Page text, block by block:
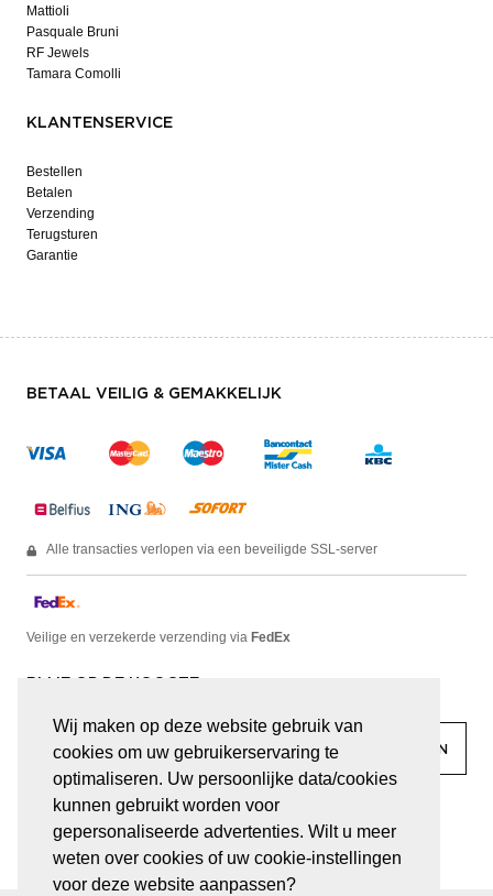
Wij maken op deze website gebruik van
cookies om uw gebruikerservaring te
optimaliseren. Uw persoonlijke data/cookies
kunnen gebruikt worden voor
gepersonaliseerde advertenties. Wilt u meer
weten over cookies of uw cookie-instellingen
voor deze website aanpassen?
Mattioli
Pasquale Bruni
RF Jewels
Tamara Comolli
KLANTENSERVICE
Bestellen
Betalen
Verzending
Terugsturen
Garantie
BETAAL VEILIG & GEMAKKELIJK
Alle transacties verlopen via een beveiligde SSL-server
Veilige en verzekerde verzending via FedEx
facebook linkedin